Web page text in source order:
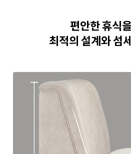
편안한 휴식
최적의 설계와 섬